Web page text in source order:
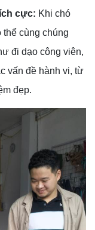
cực: Khi chó
thể cùng chúng
đi dạo công viên,
vấn đề hành vi, từ
đẹp.